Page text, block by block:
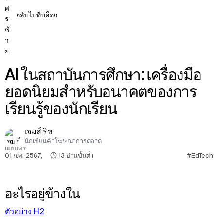
กลับไปที่บล็อก
AI ในสถาบันการศึกษา: เครื่องมือ
ยอดนิยมสําหรับอนาคตของการ
เรียนรู้ของนักเรียน
เจมส์ ริช
นักเขียนคําโฆษณาการตลาด
เผยแพร่
01 ก.พ. 2567, 13 อ่านขั้นต่ํา #EdTech
อะไรอยู่ข้างใน
ตัวอย่าง H2